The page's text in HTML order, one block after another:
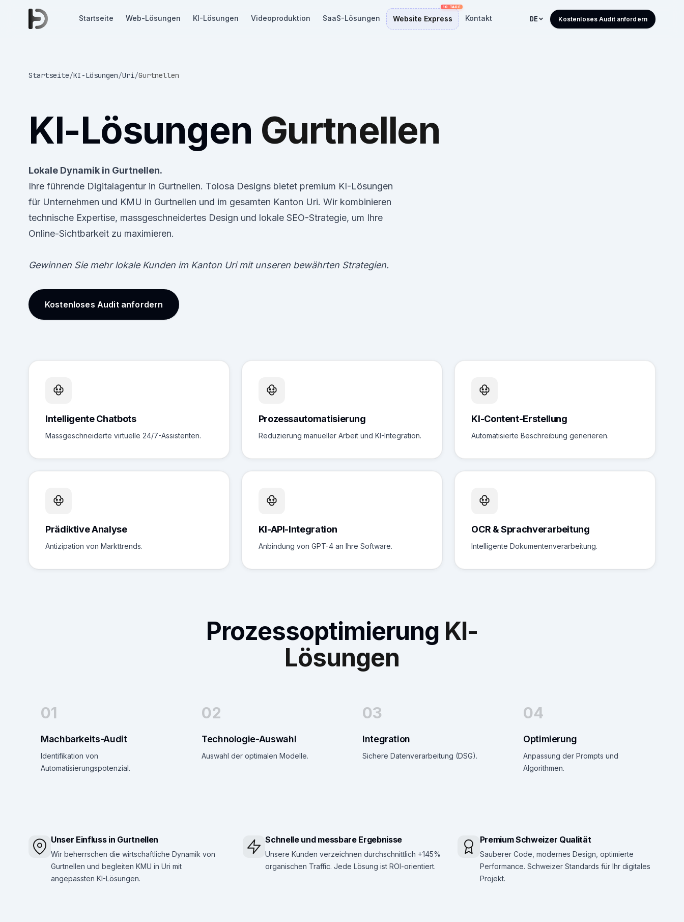
Startseite Web-Lösungen KI-Lösungen Videoproduktion SaaS-Lösungen Website Express Kontakt DE Kostenloses Audit anfordern
Startseite/KI-Lösungen/Uri/Gurtnellen
KI-Lösungen Gurtnellen
Lokale Dynamik in Gurtnellen.
Ihre führende Digitalagentur in Gurtnellen. Tolosa Designs bietet premium KI-Lösungen
für Unternehmen und KMU in Gurtnellen und im gesamten Kanton Uri. Wir kombinieren
technische Expertise, massgeschneidertes Design und lokale SEO-Strategie, um Ihre
Online-Sichtbarkeit zu maximieren.
Gewinnen Sie mehr lokale Kunden im Kanton Uri mit unseren bewährten Strategien.
Kostenloses Audit anfordern
Intelligente Chatbots
Massgeschneiderte virtuelle 24/7-Assistenten.
Prozessautomatisierung
Reduzierung manueller Arbeit und KI-Integration.
KI-Content-Erstellung
Automatisierte Beschreibung generieren.
Prädiktive Analyse
Antizipation von Markttrends.
KI-API-Integration
Anbindung von GPT-4 an Ihre Software.
OCR & Sprachverarbeitung
Intelligente Dokumentenverarbeitung.
Prozessoptimierung KI-
Lösungen
01
Machbarkeits-Audit
Identifikation von
Automatisierungspotenzial.
02
Technologie-Auswahl
Auswahl der optimalen Modelle.
03
Integration
Sichere Datenverarbeitung (DSG).
04
Optimierung
Anpassung der Prompts und
Algorithmen.
Unser Einfluss in Gurtnellen
Wir beherrschen die wirtschaftliche Dynamik von
Gurtnellen und begleiten KMU in Uri mit
angepassten KI-Lösungen.
Schnelle und messbare Ergebnisse
Unsere Kunden verzeichnen durchschnittlich +145%
organischen Traffic. Jede Lösung ist ROI-orientiert.
Premium Schweizer Qualität
Sauberer Code, modernes Design, optimierte
Performance. Schweizer Standards für Ihr digitales
Projekt.